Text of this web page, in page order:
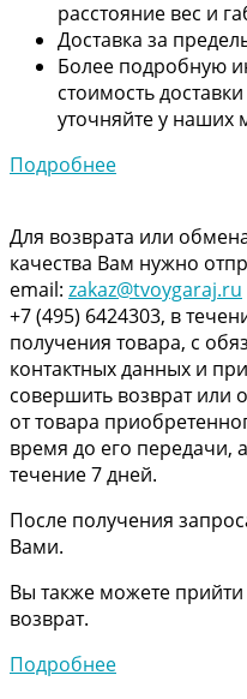
расстояние вес и
Доставка за
Более подробную
стоимость
уточняйте у наших
Подробнее
Для возврата или
качества Вам нужно
email: zakaz@tvoygaraj.ru
+7 (495) 6424303, в
получения товара, с
контактных данных и
совершить возврат или
от товара
время до его передачи,
течение 7 дней.
После получения
Вами.
Вы также можете
возврат.
Подробнее